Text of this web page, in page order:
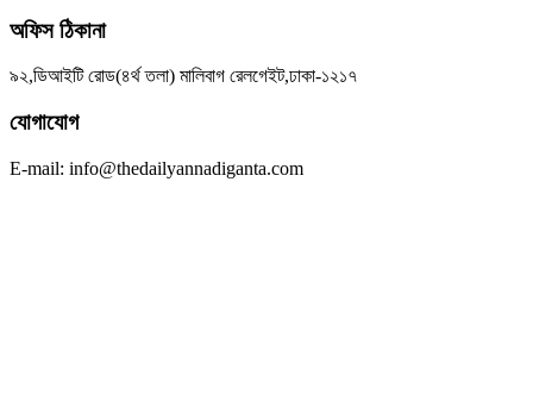
অফিস ঠিকানা
৯২,ডিআইটি রোড(৪র্থ তলা) মালিবাগ রেলগেইট,ঢাকা-১২১৭
যোগাযোগ
E-mail: info@thedailyannadiganta.com